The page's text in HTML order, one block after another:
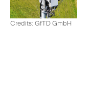
Credits: GfTD GmbH